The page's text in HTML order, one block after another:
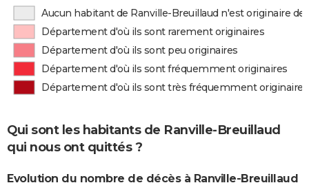
Aucun habitant de Ranville-Breuillaud n'est originaire
Département d'où ils sont rarement originaires
Département d'où ils sont peu originaires
Département d'où ils sont fréquemment originaires
Département d'où ils sont très fréquemment originaires
Qui sont les habitants de Ranville-Breuillaud
qui nous ont quittés ?
Evolution du nombre de décès à Ranville-Breuillaud